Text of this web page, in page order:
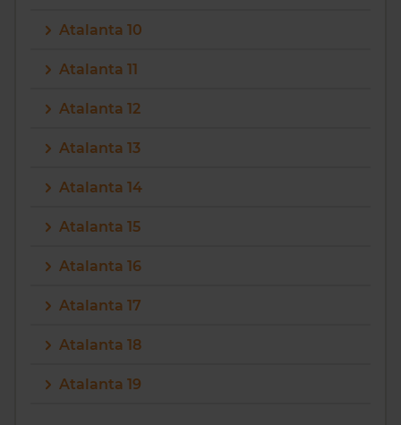
Maandag t/m vrijdag - 08:00 -18:00
Atalanta 10
Atalanta 11
Atalanta 12
Atalanta 13
Atalanta 14
Atalanta 15
Atalanta 16
Atalanta 17
Atalanta 18
Atalanta 19